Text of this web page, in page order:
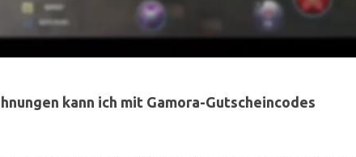
kann ich mit Gamora-Gutscheincodes